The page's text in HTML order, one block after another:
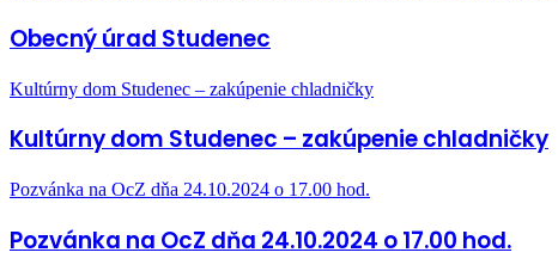
Obecný úrad Studenec
Kultúrny dom Studenec – zakúpenie chladničky
Kultúrny dom Studenec – zakúpenie chladničky
Pozvánka na OcZ dňa 24.10.2024 o 17.00 hod.
Pozvánka na OcZ dňa 24.10.2024 o 17.00 hod.